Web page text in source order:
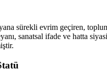
sürekli evrim geçiren,
sanatsal ifade ve hatta